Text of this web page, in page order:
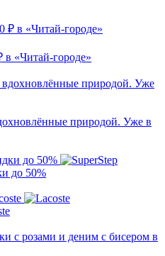
в «Читай-городе»
природой. Уже в
до 50%